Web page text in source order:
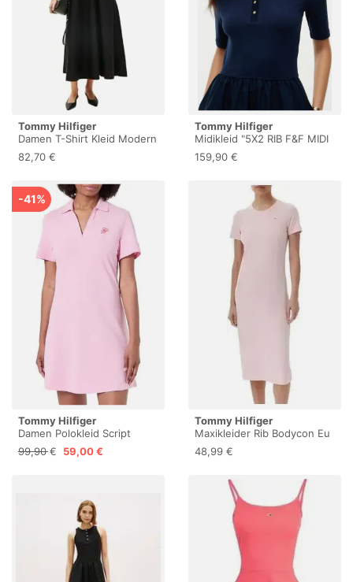
Tommy Hilfiger
Damen T-Shirt Kleid Modern
Cody Midi Mix Fit & Flare,
Schwarz (Black), XXS
82,70 €
Tommy Hilfiger
Midikleid "5X2 RIB F&F MIDI
S/S POLO DRESS"
Baumwolle, figurbetont, in
159,90 €
-41%
Tommy Hilfiger
Damen Polokleid Script
Kurz, Rosa (Classic Pink), S
99,90 € 59,00 €
Tommy Hilfiger
Maxikleider Rib Bodycon Eu
S Female
48,99 €